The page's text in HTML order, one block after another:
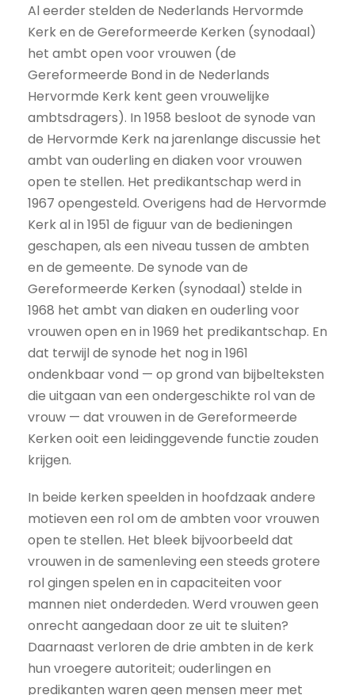
Al eerder stelden de Nederlands Hervormde
Kerk en de Gereformeerde Kerken (synodaal)
het ambt open voor vrouwen (de
Gereformeerde Bond in de Nederlands
Hervormde Kerk kent geen vrouwelijke
ambtsdragers). In 1958 besloot de synode van
de Hervormde Kerk na jarenlange discussie het
ambt van ouderling en diaken voor vrouwen
open te stellen. Het predikantschap werd in
1967 opengesteld. Overigens had de Hervormde
Kerk al in 1951 de figuur van de bedieningen
geschapen, als een niveau tussen de ambten
en de gemeente. De synode van de
Gereformeerde Kerken (synodaal) stelde in
1968 het ambt van diaken en ouderling voor
vrouwen open en in 1969 het predikantschap. En
dat terwijl de synode het nog in 1961
ondenkbaar vond — op grond van bijbelteksten
die uitgaan van een ondergeschikte rol van de
vrouw — dat vrouwen in de Gereformeerde
Kerken ooit een leidinggevende functie zouden
krijgen.
In beide kerken speelden in hoofdzaak andere
motieven een rol om de ambten voor vrouwen
open te stellen. Het bleek bijvoorbeeld dat
vrouwen in de samenleving een steeds grotere
rol gingen spelen en in capaciteiten voor
mannen niet onderdeden. Werd vrouwen geen
onrecht aangedaan door ze uit te sluiten?
Daarnaast verloren de drie ambten in de kerk
hun vroegere autoriteit; ouderlingen en
predikanten waren geen mensen meer met